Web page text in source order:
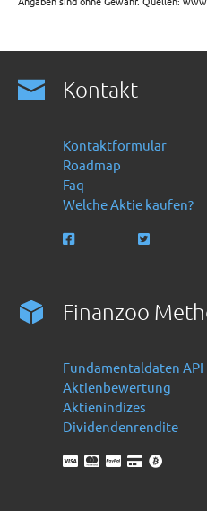
Kontakt
Kontaktformular
Roadmap
Faq
Welche Aktie kaufen?
Finanzoo
Fundamentaldaten API
Aktienbewertung
Aktienindizes
Dividendenrendite